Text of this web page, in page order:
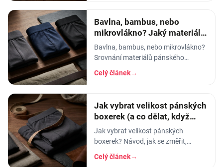
Bavlna, bambus, nebo
mikrovlákno? Jaký materiál
pánského prádla vybrat
Bavlna, bambus, nebo mikrovlákno?
Srovnání materiálů pánského
spodního prádla - prodyšnost,
savost, trvanlivost a pro koho se
Celý článek→
Jak vybrat velikost pánských
boxerek (a co dělat, když
tlačí)
Jak vybrat velikost pánských
boxerek? Návod, jak se změřit,
orientační tabulka velikostí a tipy, co
dělat, když boxerky tlačí nebo se
Celý článek→